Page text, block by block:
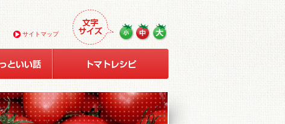
サイトマップ